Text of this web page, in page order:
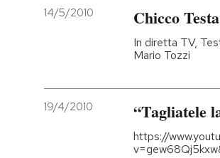
14/5/2010 Chicco
In diretta TV,
Mario Tozzi
19/4/2010 “Tagliatele
https://